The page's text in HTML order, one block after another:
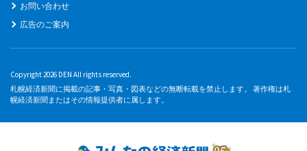
お問い合わせ
広告のご案内
Copyright 2026 DEN All rights reserved.
札幌経済新聞に掲載の記事・写真・図表などの無断転載を禁止します。 著作権は札
幌経済新聞またはその情報提供者に属します。